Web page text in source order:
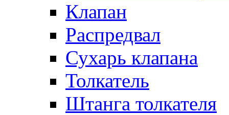
Клапан
Распредвал
Сухарь клапана
Толкатель
Штанга толкателя